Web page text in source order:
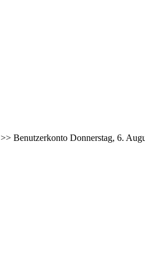
>> Benutzerkonto Donnerstag, 6.